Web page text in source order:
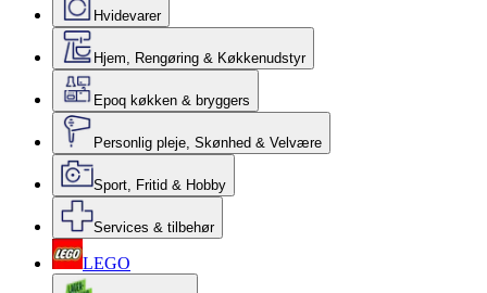
Hvidevarer
Hjem, Rengøring & Køkkenudstyr
Epoq køkken & bryggers
Personlig pleje, Skønhed & Velvære
Sport, Fritid & Hobby
Services & tilbehør
LEGO